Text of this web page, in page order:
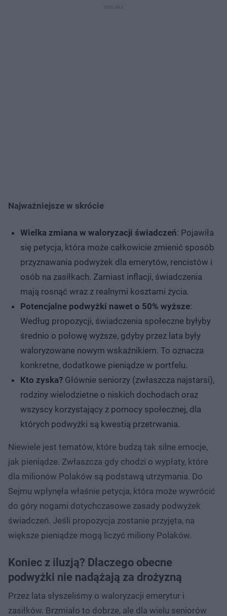
Dyskusja o zmianach w prawie jazdy dla emerytów na Super Biznes.
Najważniejsze w skrócie
Wielka zmiana w waloryzacji świadczeń: Pojawiła
się petycja, która może całkowicie zmienić sposób
przyznawania podwyżek dla emerytów, rencistów i
osób na zasiłkach. Zamiast inflacji, świadczenia
mają rosnąć wraz z realnymi kosztami życia.
Potencjalne podwyżki nawet o 50% wyższe:
Według propozycji, świadczenia społeczne byłyby
średnio o połowę wyższe, gdyby przez lata były
waloryzowane nowym wskaźnikiem. To oznacza
konkretne, dodatkowe pieniądze w portfelu.
Kto zyska? Głównie seniorzy (zwłaszcza najstarsi),
rodziny wielodzietne o niskich dochodach oraz
wszyscy korzystający z pomocy społecznej, dla
których podwyżki są kwestią przetrwania.
Niewiele jest tematów, które budzą tak silne emocje,
jak pieniądze. Zwłaszcza gdy chodzi o wypłaty, które
dla milionów Polaków są podstawą utrzymania. Do
Sejmu wpłynęła właśnie petycja, która może wywrócić
do góry nogami dotychczasowe zasady podwyżek
świadczeń. Jeśli propozycja zostanie przyjęta, na
większe pieniądze mogą liczyć miliony Polaków.
Koniec z iluzją? Dlaczego obecne
podwyżki nie nadążają za drożyzną
Przez lata słyszeliśmy o waloryzacji emerytur i
zasiłków. Brzmiało to dobrze, ale dla wielu seniorów